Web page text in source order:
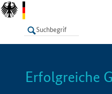
LISTE
Erfolgreiche